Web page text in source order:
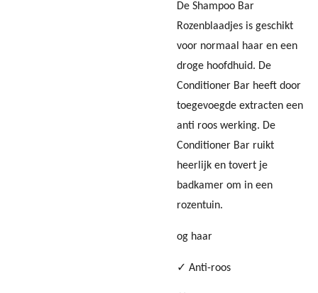
De Shampoo Bar
Rozenblaadjes is geschikt
voor normaal haar en een
droge hoofdhuid. De
Conditioner Bar heeft door
toegevoegde extracten een
anti roos werking. De
Conditioner Bar ruikt
heerlijk en tovert je
badkamer om in een
rozentuin.
og haar
✓ Anti-roos